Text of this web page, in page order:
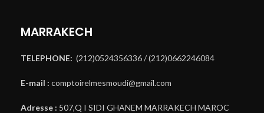
MARRAKECH
TELEPHONE: (212)0524356336 / (212)0662246084
E-mail : comptoirelmesmoudi@gmail.com
Adresse : 507,Q I SIDI GHANEM MARRAKECH MAROC